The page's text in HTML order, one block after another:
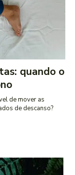
quando o
de mover as
de descanso?